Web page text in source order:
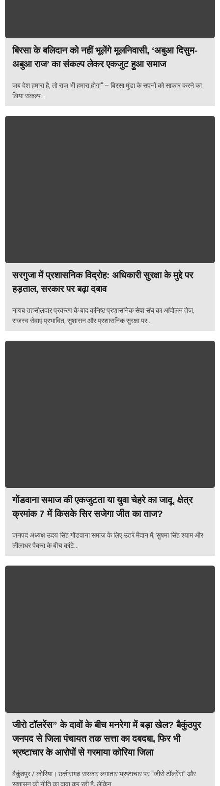
बिरसा के बलिदान को नहीं भूलेंगे मूलनिवासी, ‘अबुआ दिसुम-
अबुआ राज’ का संकल्प लेकर एकजुट हुआ समाज
जब देश हमारा है, तो राज भी हमारा होगा" – बिरसा मुंडा के सपनों को साकार करने का
लिया संकल्प...
सरगुजा में प्रशासनिक विद्रोह: अधिकारी सुरक्षा के मुद्दे पर
हड़ताल, सरकार पर बढ़ा दबाव
नायब तहसीलदार प्रकरण के बाद कनिष्ठ प्रशासनिक सेवा संघ का आंदोलन तेज,
राजस्व सेवाएं प्रभावित; सुशासन और प्रशासनिक सुरक्षा पर...
गोंडवाना समाज की एकजुटता या युवा चेहरे का जादू, क्षेत्र
क्रमांक 7 में किसके सिर सजेगा जीत का ताज?
जनपद अध्यक्ष उदय सिंह गोंडवाना समाज के लिए उतरे मैदान में, सुषमा सिंह श्याम और
लीलाधर पैकरा के बीच कांटे...
जीरो टॉलरेंस” के दावों के बीच मनरेगा में बड़ा खेल? बैकुंठपुर
जनपद से जिला पंचायत तक सत्ता का दबदबा, फिर भी
भ्रष्टाचार के आरोपों से गरमाया कोरिया जिला
बैकुंठपुर / कोरिया। छत्तीसगढ़ सरकार लगातार भ्रष्टाचार पर “जीरो टॉलरेंस” और
सुशासन की नीति का दावा कर रही है, लेकिन...